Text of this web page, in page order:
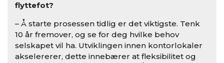
flyttefot?
– Å starte prosessen tidlig er det viktigste. Tenk
10 år fremover, og se for deg hvilke behov
selskapet vil ha. Utviklingen innen kontorlokaler
akselererer, dette innebærer at fleksibilitet og